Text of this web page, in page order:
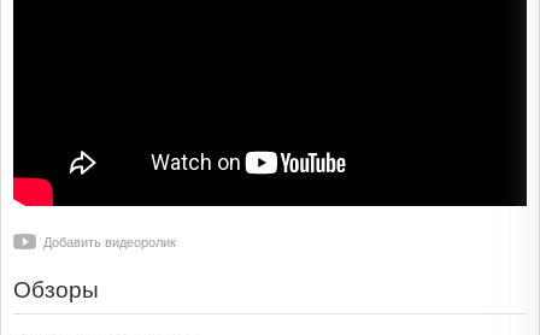
Добавить видеоролик
Обзоры